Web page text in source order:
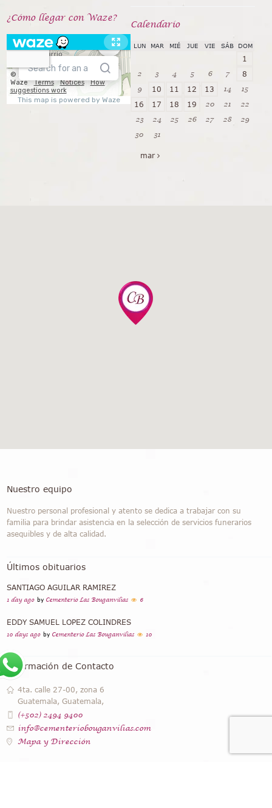
¿Cómo llegar con Waze?
Calendarío
LUN MAR MIÉ JUE VIE SÁB DOM
1
2 3 4 5 6 7 8
9 10 11 12 13 14 15
16 17 18 19 20 21
22
23
24 25 26 27 28
29
30
31
mar
Nuestro equipo
Nuestro personal profesional y atento se dedica a trabajar con su
familia para brindar asistencia en la selección de servicios funerarios
asequibles y de alta calidad.
Últimos obituarios
SANTIAGO AGUILAR RAMIREZ
1 day ago by Cementerio Las Bouganvilias 6
EDDY SAMUEL LOPEZ COLINDRES
10 days ago by Cementerio Las Bouganvilias 10
Información de Contacto
4ta. calle 27-00, zona 6
Guatemala, Guatemala,
(+502) 2494 9400
info@cementeriobouganvilias.com
Mapa y Dirección